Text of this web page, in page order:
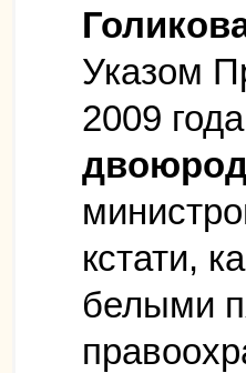
Указом
2009
кстати,
белыми